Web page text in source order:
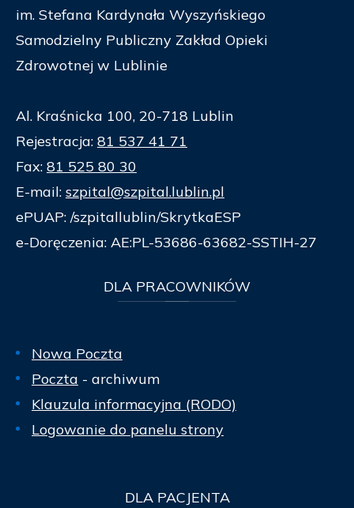
im. Stefana Kardynała Wyszyńskiego
Samodzielny Publiczny Zakład Opieki
Zdrowotnej w Lublinie
Al. Kraśnicka 100, 20-718 Lublin
Rejestracja: 81 537 41 71
Fax: 81 525 80 30
E-mail: szpital@szpital.lublin.pl
ePUAP: /szpitallublin/SkrytkaESP
e-Doręczenia: AE:PL-53686-63682-SSTIH-27
DLA PRACOWNIKÓW
Nowa Poczta
Poczta - archiwum
Klauzula informacyjna (RODO)
Logowanie do panelu strony
DLAPACJENTA